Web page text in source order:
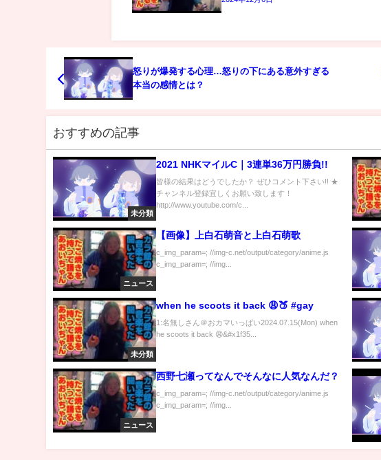
怒りが爆発する心理…怒りの下にある意外すぎる
本当の感情とは？
おすすめの記事
未分類
2021 NHKマイルC｜3連単36万円勝負!!
皆様の結果はどうでしたか？ ぜひコメント下さい!! ★
チャンネル登録宜しくお願い致します！
http://www.youtube.com/c...
ニュース
【画像】上白石萌音と上白石萌歌
c_img_param=; //img-c.net/output/category/anime.js
c_img_param=; //img...
未分類
when he scoots it back 😩🍑 #gay
1:名無しさん＠おカマいっぱい2024.07.15(Mon) when
he scoots it back 😩&#x1f35...
ニュース
西野七瀬ってなんでそんなに人気なんだ？
c_img_param=; //img-c.net/output/category/anime.js
c_img_param=; //img...